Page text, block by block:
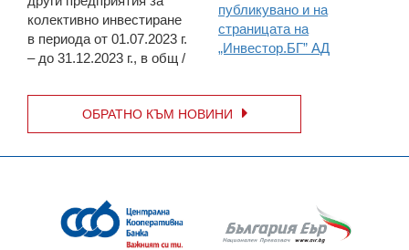
колективно инвестиране
в периода от 01.07.2023 г.
– до 31.12.2023 г., в общ /
публикувано и на
страницата на
„Инвестор.БГ” АД
ОБРАТНО КЪМ НОВИНИ